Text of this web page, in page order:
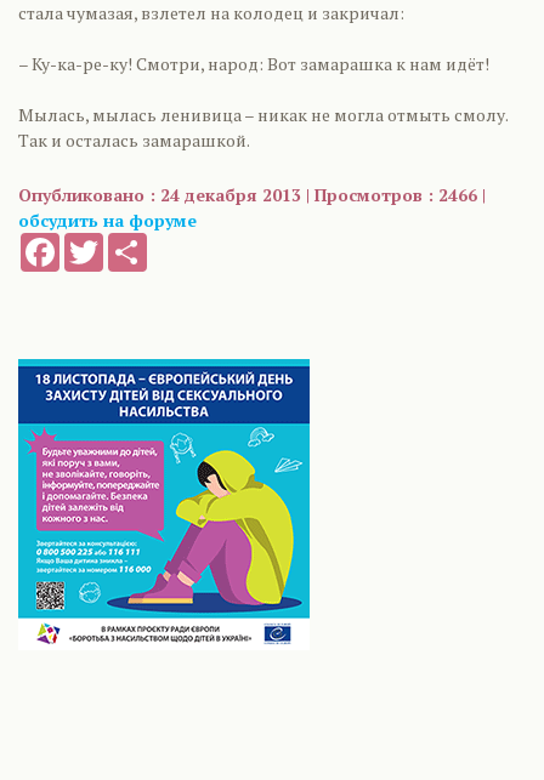
стала чумазая, взлетел на колодец и закричал:
– Ку-ка-ре-ку! Смотри, народ: Вот замарашка к нам идёт!
Мылась, мылась ленивица – никак не могла отмыть смолу.
Так и осталась замарашкой.
Опубликовано : 24 декабря 2013 | Просмотров : 2466 |
обсудить на форуме
FacebookTwitter